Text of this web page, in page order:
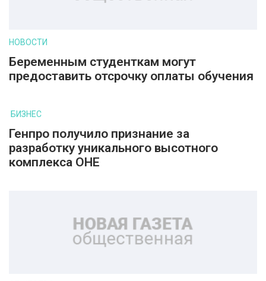
НОВОСТИ
Беременным студенткам могут
предоставить отсрочку оплаты обучения
БИЗНЕС
Генпро получило признание за
разработку уникального высотного
комплекса ОНЕ